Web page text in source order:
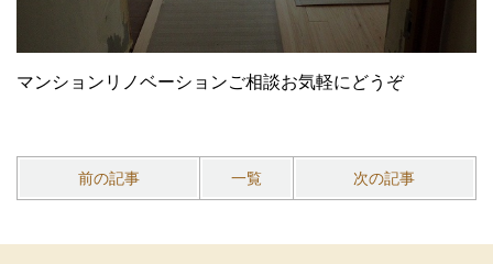
マンションリノベーションご相談お気軽にどうぞ
前の記事 一覧 次の記事